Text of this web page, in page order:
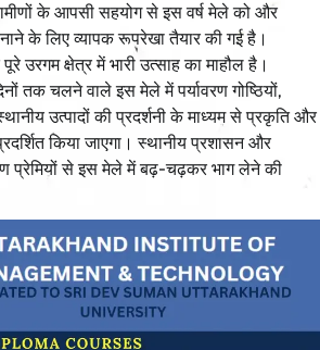
के आपसी सहयोग से इस वर्ष मेले को और
के लिए व्यापक रूपरेखा तैयार की गई है।
उरगम क्षेत्र में भारी उत्साह का माहौल है।
तक चलने वाले इस मेले में पर्यावरण गोष्ठियों,
उत्पादों की प्रदर्शनी के माध्यम से प्रकृति और
किया जाएगा। स्थानीय प्रशासन और
प्रेमियों से इस मेले में बढ़-चढ़कर भाग लेने की